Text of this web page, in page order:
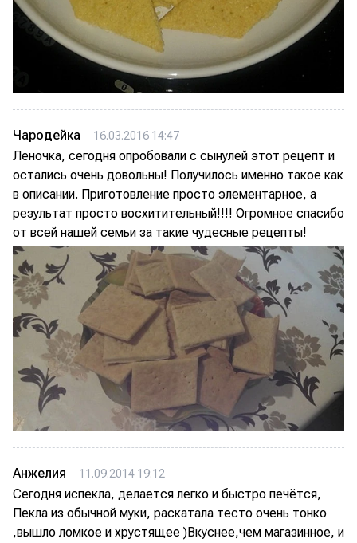
Чародейка 16.03.2016 14:47
Леночка, сегодня опробовали с сынулей этот рецепт и
остались очень довольны! Получилось именно такое как
в описании. Приготовление просто элементарное, а
результат просто восхитительный!!!! Огромное спасибо
от всей нашей семьи за такие чудесные рецепты!
Анжелия 11.09.2014 19:12
Сегодня испекла, делается легко и быстро печётся,
Пекла из обычной муки, раскатала тесто очень тонко
,вышло ломкое и хрустящее )Вкуснее,чем магазинное, и